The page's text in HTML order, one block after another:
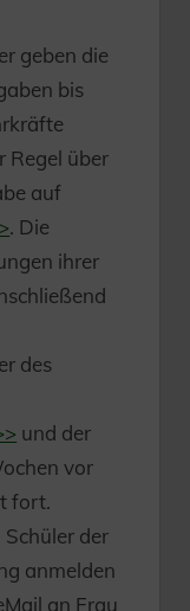
geben die
bis
Regel über
auf
. Die
ihrer
des
und der
vor
fort.
der
anmelden
an Frau